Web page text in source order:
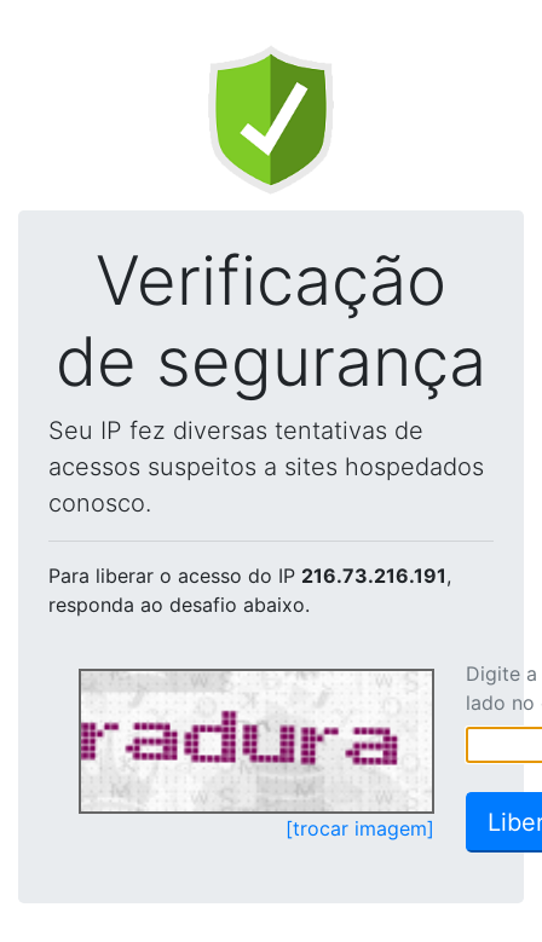
Verificação
de segurança
Seu IP fez diversas tentativas de
acessos suspeitos a sites hospedados
conosco.
Para liberar o acesso do IP 216.73.216.191,
responda ao desafio abaixo.
[trocar imagem]
Digite
lado no